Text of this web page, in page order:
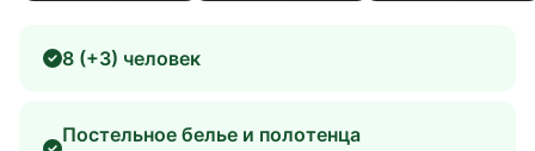
8 (+3) человек
Постельное белье и полотенца